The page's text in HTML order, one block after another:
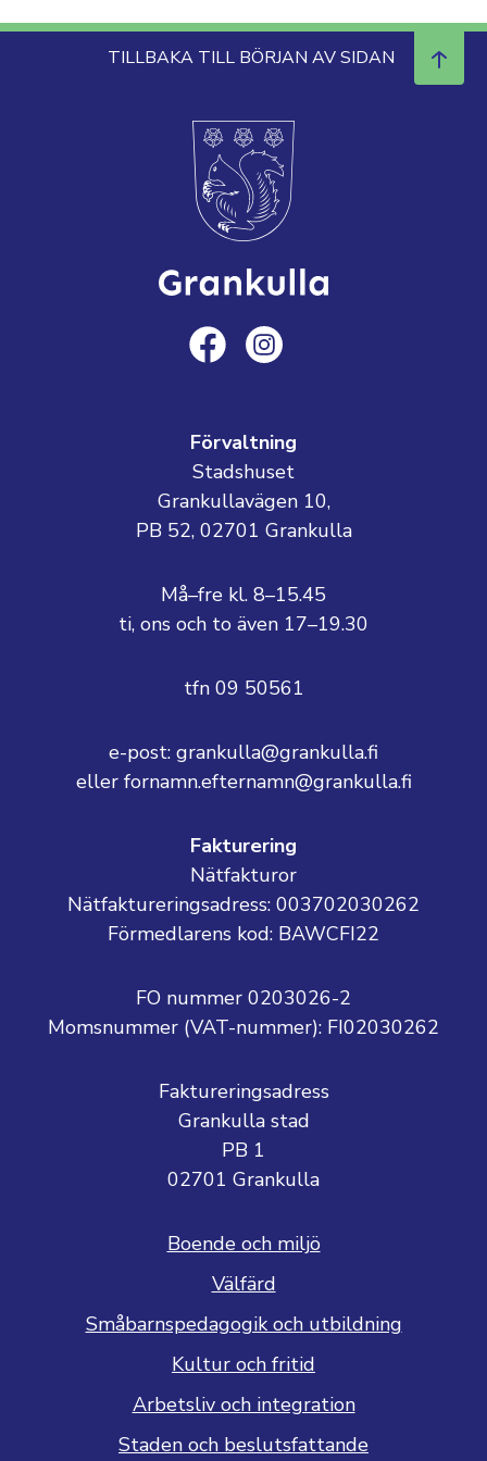
TILLBAKA TILL BÖRJAN AV SIDAN
Förvaltning
Stadshuset
Grankullavägen 10,
PB 52, 02701 Grankulla
Må–fre kl. 8–15.45
ti, ons och to även 17–19.30
tfn 09 50561
e-post: grankulla@grankulla.fi
eller fornamn.efternamn@grankulla.fi
Fakturering
Nätfakturor
Nätfaktureringsadress: 003702030262
Förmedlarens kod: BAWCFI22
FO nummer 0203026-2
Momsnummer (VAT-nummer): FI02030262
Faktureringsadress
Grankulla stad
PB 1
02701 Grankulla
Boende och miljö
Välfärd
Småbarnspedagogik och utbildning
Kultur och fritid
Arbetsliv och integration
Staden och beslutsfattande